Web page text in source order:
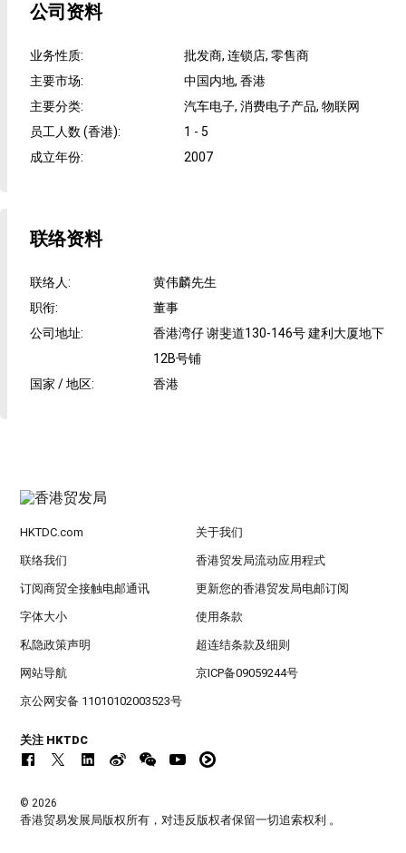
公司资料
业务性质:
批发商, 连锁店, 零售商
主要市场:
中国内地, 香港
主要分类:
汽车电子, 消费电子产品, 物联网
员工人数 (香港):
1 - 5
成立年份: 2007
联络资料
联络人:
黄伟麟先生
职衔:
董事
公司地址:
香港湾仔 谢斐道130-146号 建利大厦地下
12B号铺
国家 / 地区: 香港
HKTDC.com 关于我们
联络我们 香港贸发局流动应用程式
订阅商贸全接触电邮通讯 更新您的香港贸发局电邮订阅
字体大小 使用条款
私隐政策声明 超连结条款及细则
网站导航 京ICP备09059244号
京公网安备 11010102003523号
关注 HKTDC
© 2026
香港贸易发展局版权所有，对违反版权者保留一切追索权利 。